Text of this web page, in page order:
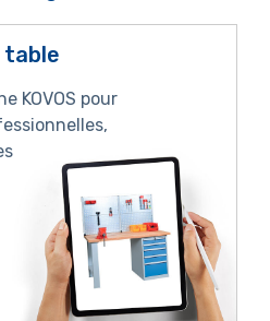
table
KOVOS pour